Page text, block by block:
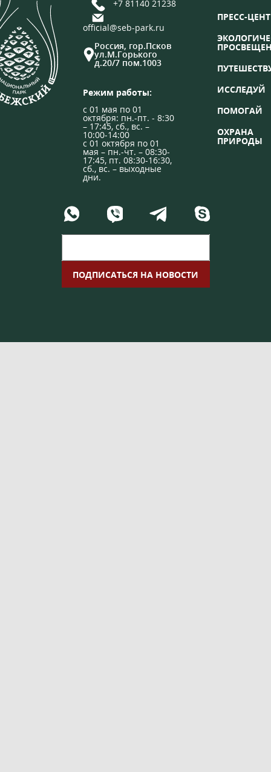
+7 81140 21238
official@seb-park.ru
Россия, гор.Псков
ул.М.Горького
д.20/7 пом.1003
Режим работы:
с 01 мая по 01
октября: пн.-пт. - 8:30
– 17:45, сб., вс. –
10:00-14:00
с 01 октября по 01
мая – пн.-чт. – 08:30-
17:45, пт. 08:30-16:30,
сб., вс. – выходные
дни.
ПРЕСС-
ИССЛЕДУЙ
ПОМОГАЙ
ОХРАНА
ПРИРОДЫ